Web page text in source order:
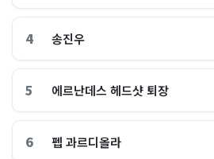
4 송진우
5 에르난데스 헤드샷 퇴장
6 펩 과르디올라